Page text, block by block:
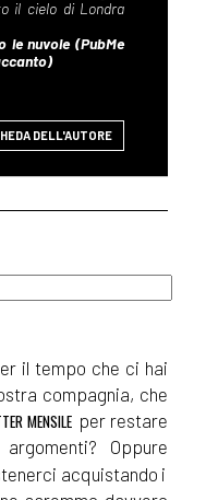
DELL'AUTORE
il tempo che ci hai
compagnia, che
MENSILE per restare
Oppure
acquistando i